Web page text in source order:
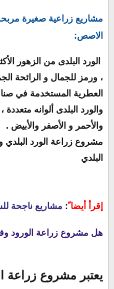
مشاريع زراعية صغيرة
الاصص:
الورد البلدى من الزهور
، ورمز للجمال و الرائحة
العطرية المستخدمة في
والورد البلدى ألوانه
والأحمر و الأصفر والأبيض .
مشروع زراعة الورد البلدي
البلدي
إقرأ أيضا ً: مشاريع ناجحة
هل مشروع زراعة الورود
يعتبر مشروع زراعة